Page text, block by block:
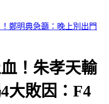
AI設備股」快上車
！朱孝天輸
敗因：F4